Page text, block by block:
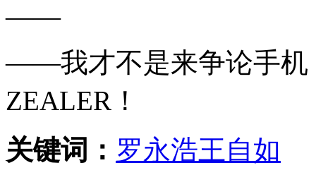
——
——我才不是来争论手机
ZEALER！
关键词： 罗永浩王自如